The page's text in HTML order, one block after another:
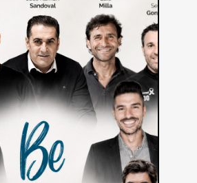
a los mejores analistas del mundo,
analítica avanzada de datos con Sports
enseñando los aspectos técnico-tácticos
mano de BeMagistral para completar su
formación en todos los ámbitos.
PLAN DE ESTUDIOS ÚNICO
para ampliar conocimientos en fútbol y
vivir experiencias exclusivas.
PROFESORES DE MÁXIMO NIVEL
fútbol que han trabajado en clubes de
Madrid, Barcelona y Atlético de Madrid.
FORMATO INNOVADOR
desde cualquier dispositivo, en
momento, con clases de 15 minutos.
8 MÓDULOS / 150 CLASES:
• Análisis del juego táctico